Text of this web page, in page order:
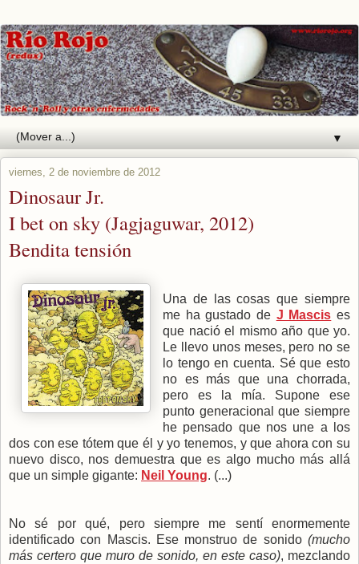
▼
viernes, 2 de noviembre de 2012
Dinosaur Jr.
I bet on sky (Jagjaguwar, 2012)
Bendita tensión
Una de las cosas que siempre
me ha gustado de J Mascis es
que nació el mismo año que yo.
Le llevo unos meses, pero no se
lo tengo en cuenta. Sé que esto
no es más que una chorrada,
pero es la mía. Supone ese
punto generacional que siempre
he pensado que nos une a los
dos con ese tótem que él y yo tenemos, y que ahora con su
nuevo disco, nos demuestra que es algo mucho más allá
que un simple gigante: Neil Young. (...)
No sé por qué, pero siempre me sentí enormemente
identificado con Mascis. Ese monstruo de sonido (mucho
más certero que muro de sonido, en este caso), mezclando